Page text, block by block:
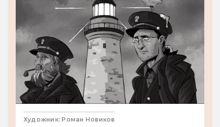
Художник: Роман Новиков